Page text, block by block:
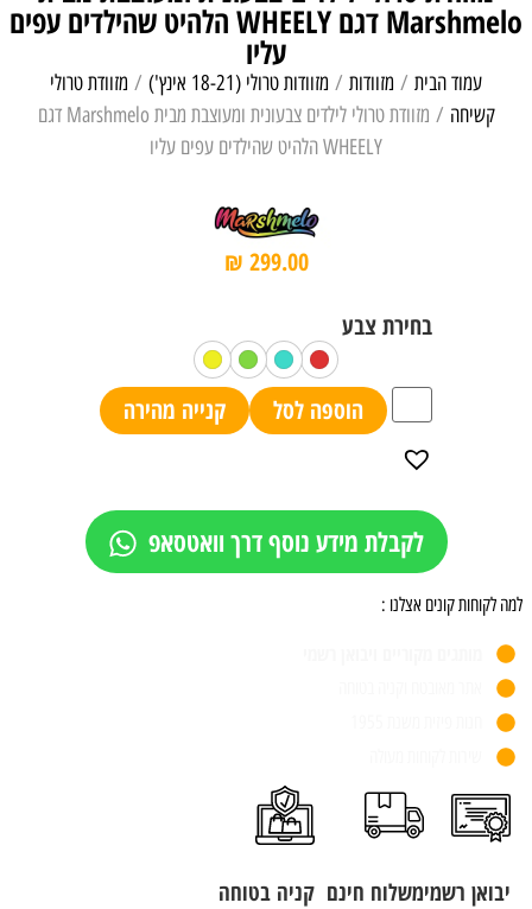
Marshmelo דגם WHEELY הלהיט שהילדים עפים
עליו
עמוד הבית / מזוודות / מזוודות טרולי (18-21 אינץ') / מזוודת טרולי
קשיחה
/ מזוודת טרולי לילדים צבעונית ומעוצבת מבית Marshmelo דגם
WHEELY הלהיט שהילדים עפים עליו
₪ 299.00
הוספה לסל קנייה מהירה
לקבלת מידע נוסף דרך וואטסאפ
למה לקוחות קונים אצלנו :
יבואן רשמימשלוח חינם קניה בטוחה